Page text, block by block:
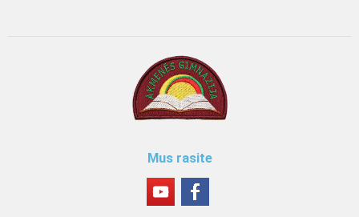
Mus rasite